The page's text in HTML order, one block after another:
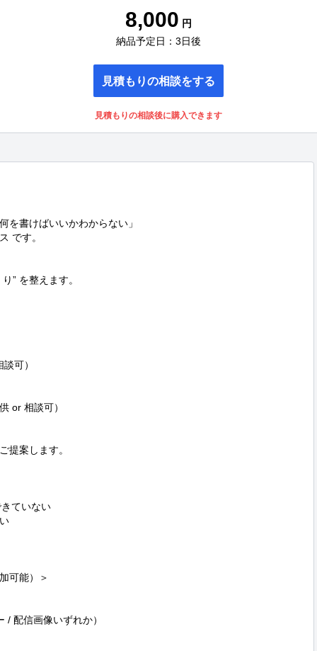
8,000 円
納品予定日：3日後
見積もりの相談をする
見積もりの相談後に購入できます
を書けばいいかわからない」
です。
” を整えます。
可）
or 相談可）
提案します。
ていない
可能）＞
/ 配信画像いずれか）